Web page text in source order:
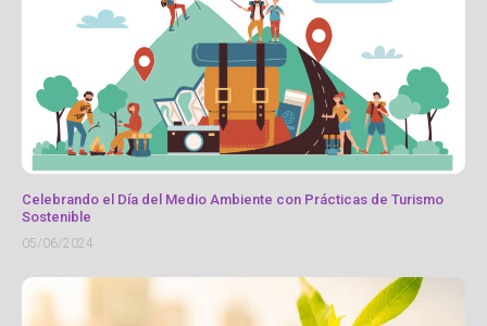
Celebrando el Día del Medio Ambiente con Prácticas de Turismo
Sostenible
05/06/2024